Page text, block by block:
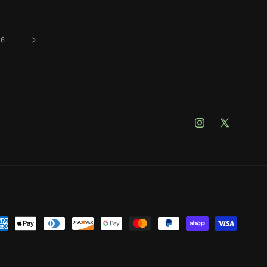
InstagramX(Twitter)